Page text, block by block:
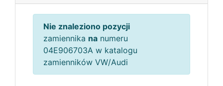
Nie znaleziono pozycji
zamiennika na numeru
04E906703A w katalogu
zamienników VW/Audi